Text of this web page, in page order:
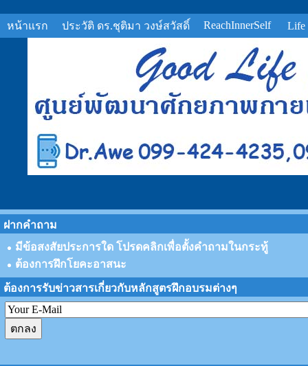
หน้าแรก ประวัติ ดร.ชุติมา วงษ์สวัสดิ์ ReachInnerSelf Life
ฝากคำถาม
มีข้อสงสัยประการใด โปรดคลิกเพื่อตั้งคำถามในกระทู้
ต้องการฝึกโยคะอาสนะ
ต้องการรับข่าวสารเกี่ยวกับหลักสูตรฝึกอบรมต่างๆ